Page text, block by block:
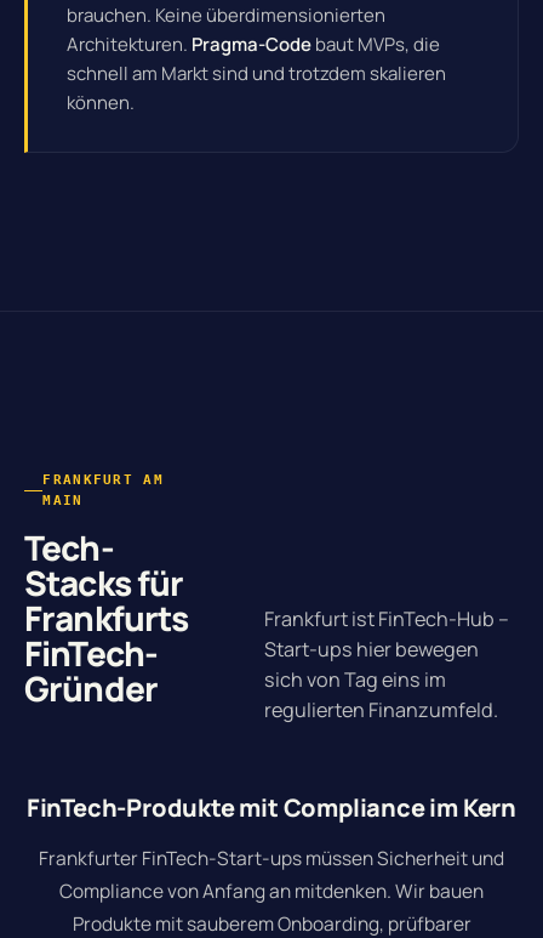
brauchen. Keine überdimensionierten
Architekturen. Pragma-Codebaut MVPs, die
schnell am Markt sind und trotzdem skalieren
können.
FRANKFURT AM
MAIN
Tech-
Stacks für
Frankfurts
FinTech-
Gründer
Frankfurt ist FinTech-Hub –
Start-ups hier bewegen
sich von Tag eins im
regulierten Finanzumfeld.
FinTech-Produkte mit Compliance im Kern
Frankfurter FinTech-Start-ups müssen Sicherheit und
Compliance von Anfang an mitdenken. Wir bauen
Produkte mit sauberem Onboarding, prüfbarer